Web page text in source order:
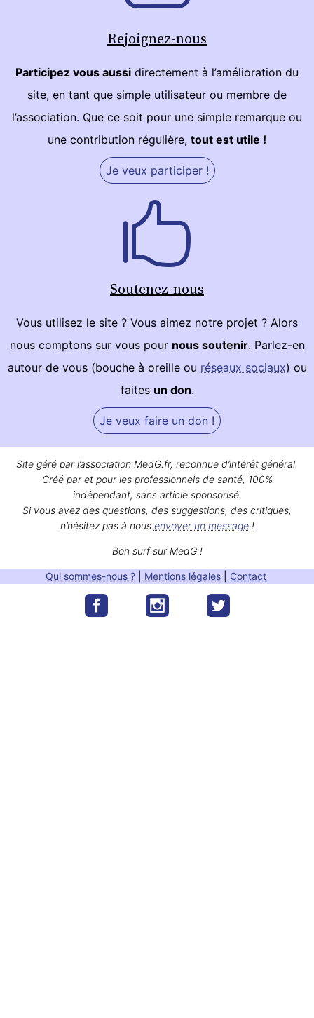
Rejoignez-nous
Participez vous aussi directement à l’amélioration du
site, en tant que simple utilisateur ou membre de
l’association. Que ce soit pour une simple remarque ou
une contribution régulière, tout est utile !
Je veux participer !
Soutenez-nous
Vous utilisez le site ? Vous aimez notre projet ? Alors
nous comptons sur vous pour nous soutenir. Parlez-en
autour de vous (bouche à oreille ou réseaux sociaux) ou
faites un don.
Je veux faire un don !
Site géré par l’association MedG.fr, reconnue d’intérêt général.
Créé par et pour les professionnels de santé, 100%
indépendant, sans article sponsorisé.
Si vous avez des questions, des suggestions, des critiques,
n’hésitez pas à nous envoyer un message!
Bon surf sur MedG !
Qui sommes-nous ?| Mentions légales| Contact